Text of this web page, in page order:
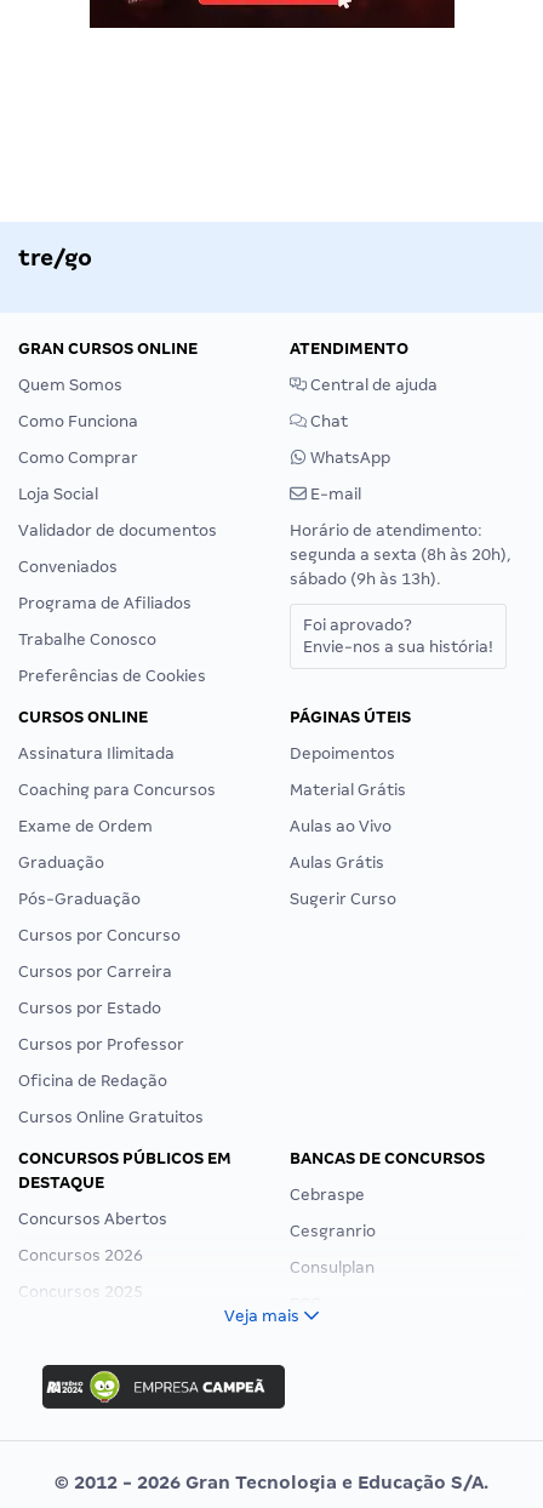
tre/go
GRAN CURSOS ONLINE
Quem Somos
Como Funciona
Como Comprar
Loja Social
Validador de documentos
Conveniados
Programa de Afiliados
Trabalhe Conosco
Preferências de Cookies
ATENDIMENTO
Central de ajuda
Chat
WhatsApp
E-mail
Horário de atendimento:
segunda a sexta (8h às 20h),
sábado (9h às 13h).
Foi aprovado?
Envie-nos a sua história!
CURSOS ONLINE
Assinatura Ilimitada
Coaching para Concursos
Exame de Ordem
Graduação
Pós-Graduação
Cursos por Concurso
Cursos por Carreira
Cursos por Estado
Cursos por Professor
Oficina de Redação
Cursos Online Gratuitos
PÁGINAS ÚTEIS
Depoimentos
Material Grátis
Aulas ao Vivo
Aulas Grátis
Sugerir Curso
CONCURSOS PÚBLICOS EM
DESTAQUE
Concursos Abertos
Concursos 2026
Concursos 2025
Concurso Ibama
Concurso MPU
Editais publicados
BANCAS DE CONCURSOS
Cebraspe
Cesgranrio
Consulplan
Vunesp
Veja mais
© 2012 - 2026 Gran Tecnologia e Educação S/A.